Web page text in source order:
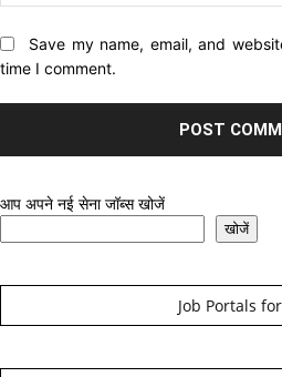
Website:Save my name, email, and
time I comment.
आप अपने नई सेना जॉब्स खोजें
खोजें
Job Portals